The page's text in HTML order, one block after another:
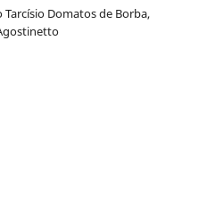
Tarcísio Domatos de Borba,